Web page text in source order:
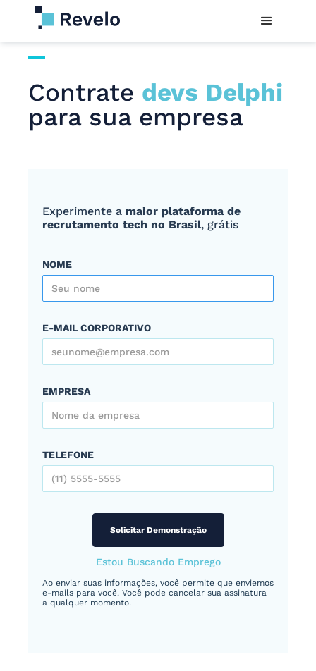
Contrate devs Delphi
para sua empresa
Experimente a maior plataforma de
recrutamento tech no Brasil, grátis
NOME
E-MAIL CORPORATIVO
EMPRESA
TELEFONE
Estou Buscando Emprego
Ao enviar suas informações, você permite que enviemos
e-mails para você. Você pode cancelar sua assinatura
a qualquer momento.